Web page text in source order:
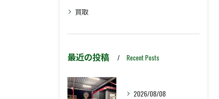
買取
最近の投稿 Recent Posts
2026/08/08